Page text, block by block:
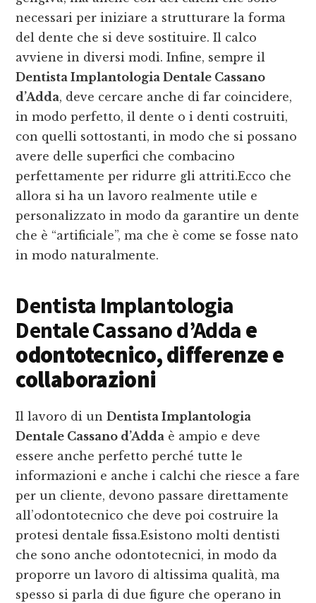
necessari per iniziare a strutturare la forma
del dente che si deve sostituire. Il calco
avviene in diversi modi. Infine, sempre il
Dentista Implantologia Dentale Cassano
d’Adda, deve cercare anche di far coincidere,
in modo perfetto, il dente o i denti costruiti,
con quelli sottostanti, in modo che si possano
avere delle superfici che combacino
perfettamente per ridurre gli attriti.Ecco che
allora si ha un lavoro realmente utile e
personalizzato in modo da garantire un dente
che è “artificiale”, ma che è come se fosse nato
in modo naturalmente.
Dentista Implantologia
Dentale Cassano d’Adda e
odontotecnico, differenze e
collaborazioni
Il lavoro di unDentista Implantologia
Dentale Cassano d’Adda è ampio e deve
essere anche perfetto perché tutte le
informazioni e anche i calchi che riesce a fare
per un cliente, devono passare direttamente
all’odontotecnico che deve poi costruire la
protesi dentale fissa.Esistono molti dentisti
che sono anche odontotecnici, in modo da
proporre un lavoro di altissima qualità, ma
spesso si parla di due figure che operano in